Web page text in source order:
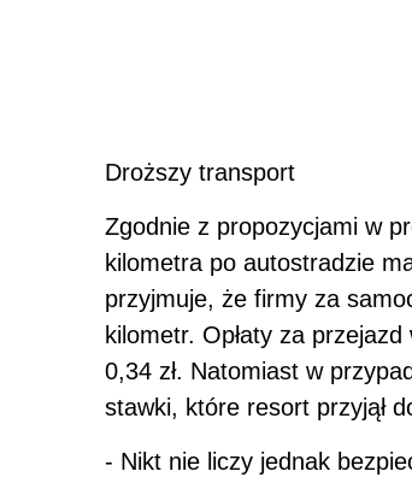
Droższy transport
Zgodnie z propozycjami w
kilometra po autostradzie
przyjmuje, że firmy za
kilometr. Opłaty za
0,34 zł. Natomiast w
stawki, które resort przyjął
- Nikt nie liczy jednak